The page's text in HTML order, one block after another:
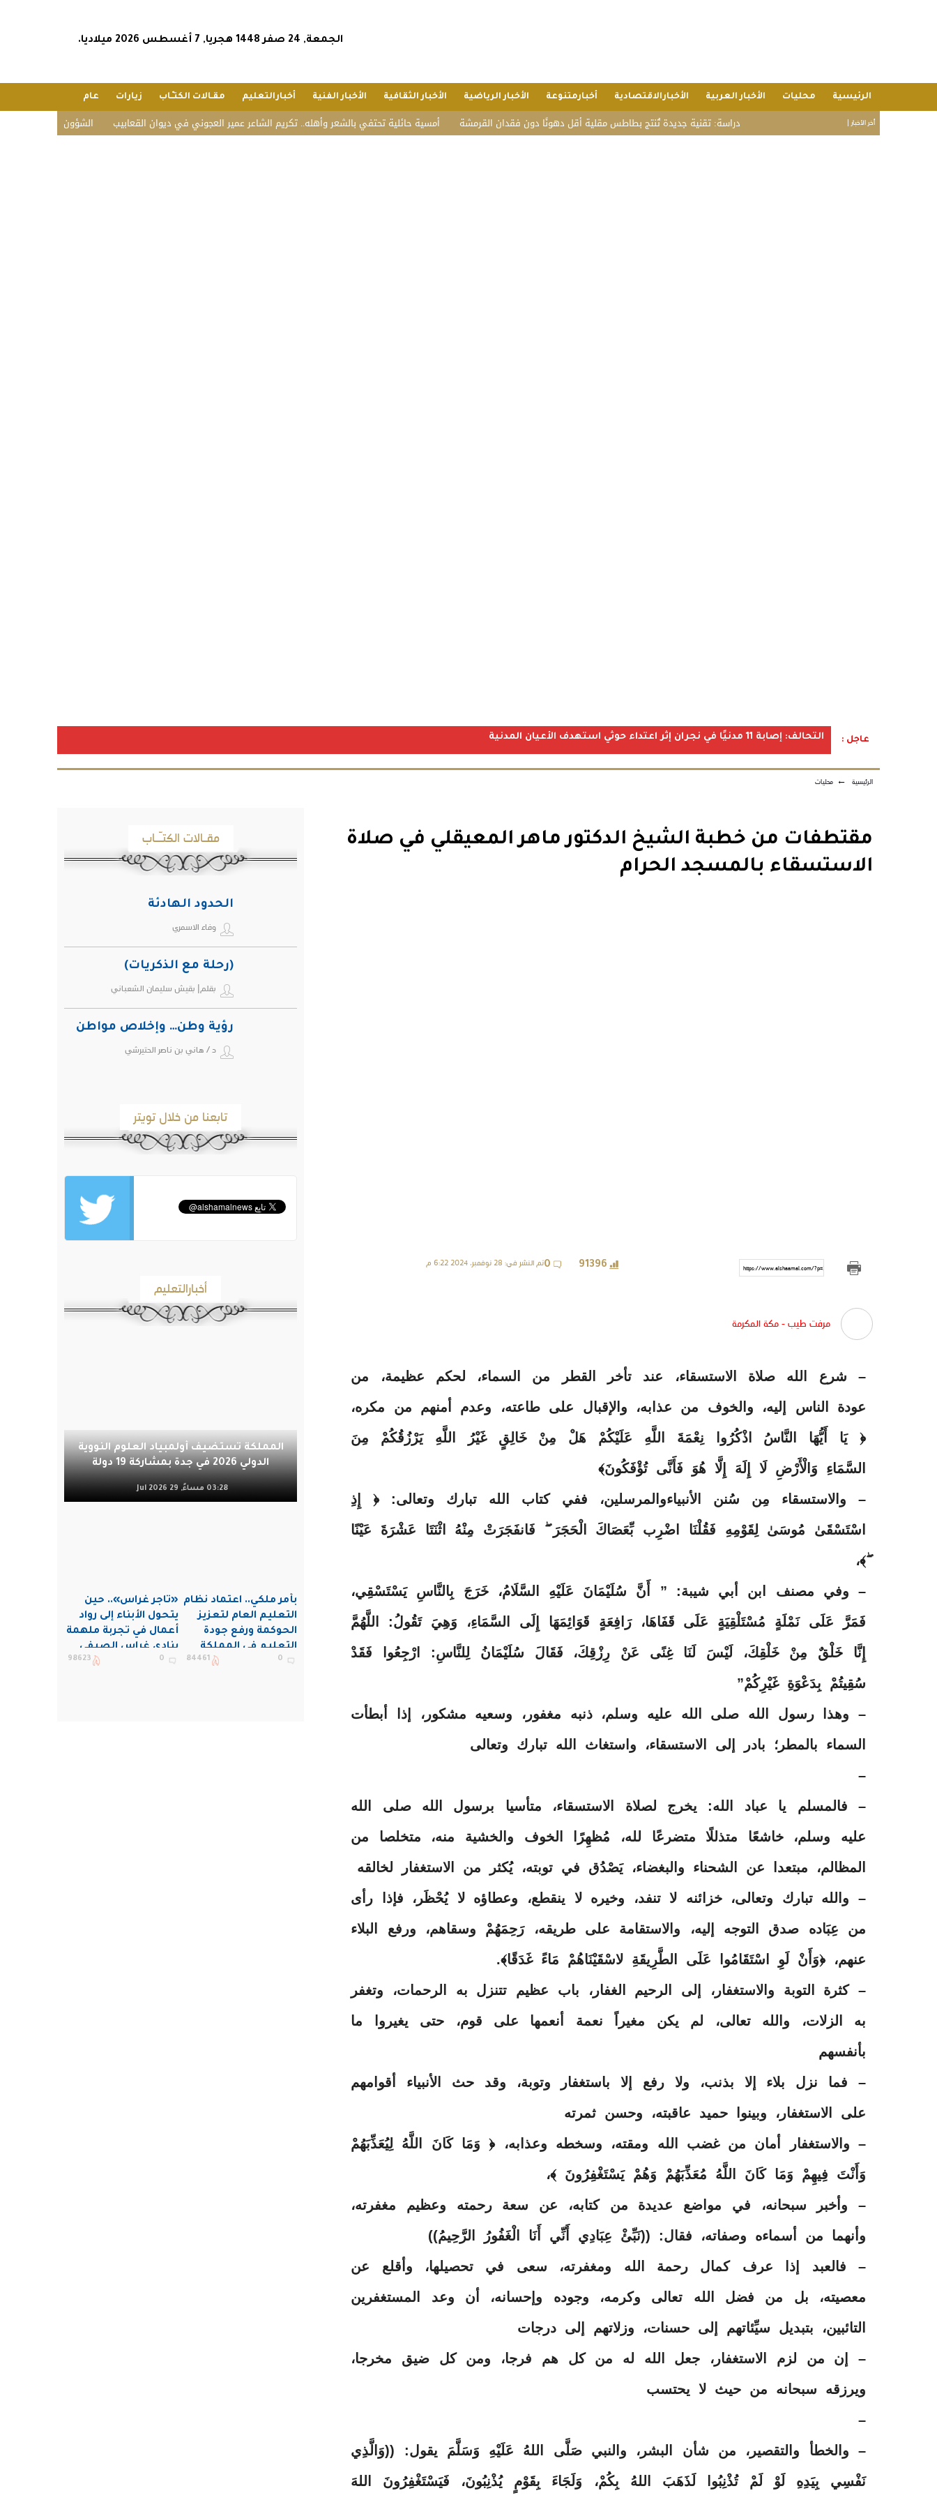
الجمعة, 24 صفر 1448 هجريا, 7 أغسطس 2026 ميلاديا.
الرئيسية محليات الأخبار العربية الأخبارالاقتصادية أخبارمتنوعة الأخبار الرياضية الأخبار الثقافية الأخبار الفنية أخبارالتعليم مقـالات الكتـّـاب زيارات عام
أخر الأخبار | الشؤون الإسلامية تستقبل ضيوف أمسية حائلية تحتفي بالشعر وأهله.. تكريم الشاعر عمير العجوني في ديوان القعابيب دراسة: تقنية جديدة تُنتج بطاطس مقلية أقل دهونًا دون فقدان القرمشة
عاجل : التحالف: إصابة 11 مدنيًا في نجران إثر اعتداء حوثي استهدف الأعيان المدنية
الرئيسية ← محليات
مقتطفات من خطبة الشيخ الدكتور ماهر المعيقلي في صلاة
الاستسقاء بالمسجد الحرام
https://www.alshaamal.com/?p=278194
تم النشر في: 28 نوفمبر، 2024 6:22 م 91396
0
مرفت طيب - مكة المكرمة
– شرع الله صلاة الاستسقاء، عند تأخر القطر من السماء، لحكم عظيمة، من
عودة الناس إليه، والخوف من عذابه، والإقبال على طاعته، وعدم أمنهم من مكره،
﴿ يَا أَيُّهَا النَّاسُ اذْكُرُوا نِعْمَةَ اللَّهِ عَلَيْكُمْ هَلْ مِنْ خَالِقٍ غَيْرُ اللَّهِ يَرْزُقُكُمْ مِنَ
السَّمَاءِ وَالْأَرْضِ لَا إِلَهَ إِلَّا هُوَ فَأَنَّى تُؤْفَكُونَ﴾
– والاستسقاء مِن سُنن الأنبياءوالمرسلين، ففي كتاب الله تبارك وتعالى: ﴿ إِذِ
اسْتَسْقَىٰ مُوسَىٰ لِقَوْمِهِ فَقُلْنَا اضْرِب بِّعَصَاكَ الْحَجَرَ ۖ فَانفَجَرَتْ مِنْهُ اثْنَتَا عَشْرَةَ عَيْنًا
ۖ﴾،
– وفي مصنف ابن أبي شيبة: ” أَنَّ سُلَيْمَانَ عَلَيْهِ السَّلَامُ، خَرَجَ بِالنَّاسِ يَسْتَسْقِي،
فَمَرَّ عَلَى نَمْلَةٍ مُسْتَلْقِيَةٍ عَلَى قَفَاهَا، رَافِعَةٍ قَوَائِمَهَا إِلَى السَّمَاءِ، وَهِيَ تَقُولُ: اللَّهُمَّ
إِنَّا خَلْقٌ مِنْ خَلْقِكَ، لَيْسَ لَنَا غِنًى عَنْ رِزْقِكَ، فَقَالَ سُلَيْمَانُ لِلنَّاسِ: ارْجِعُوا فَقَدْ
سُقِيتُمْ بِدَعْوَةِ غَيْرِكُمْ”
– وهذا رسول الله صلى الله عليه وسلم، ذنبه مغفور، وسعيه مشكور، إذا أبطأت
السماء بالمطر؛ بادر إلى الاستسقاء، واستغاث الله تبارك وتعالى
–
– فالمسلم يا عباد الله: يخرج لصلاة الاستسقاء، متأسيا برسول الله صلى الله
عليه وسلم، خاشعًا متذللًا متضرعًا لله، مُظهِرًا الخوف والخشية منه، متخلصا من
المظالم، مبتعدا عن الشحناء والبغضاء، يَصْدُق في توبته، يُكثر من الاستغفار لخالقه
– والله تبارك وتعالى، خزائنه لا تنفد، وخيره لا ينقطع، وعطاؤه لا يُحْظَر، فإذا رأى
من عِبَاده صدق التوجه إليه، والاستقامة على طريقه، رَحِمَهُمْ وسقاهم، ورفع البلاء
عنهم، ﴿وَأَنْ لَوِ اسْتَقَامُوا عَلَى الطَّرِيقَةِ لاسْقَيْنَاهُمْ مَاءً غَدَقًا﴾.
– كثرة التوبة والاستغفار، إلى الرحيم الغفار، باب عظيم تتنزل به الرحمات، وتغفر
به الزلات، والله تعالى، لم يكن مغيراً نعمة أنعمها على قوم، حتى يغيروا ما
بأنفسهم
– فما نزل بلاء إلا بذنب، ولا رفع إلا باستغفار وتوبة، وقد حث الأنبياء أقوامهم
على الاستغفار، وبينوا حميد عاقبته، وحسن ثمرته
– والاستغفار أمان من غضب الله ومقته، وسخطه وعذابه، ﴿ وَمَا كَانَ اللَّهُ لِيُعَذِّبَهُمْ
وَأَنْتَ فِيهِمْ وَمَا كَانَ اللَّهُ مُعَذِّبَهُمْ وَهُمْ يَسْتَغْفِرُونَ ﴾،
– وأخبر سبحانه، في مواضع عديدة من كتابه، عن سعة رحمته وعظيم مغفرته،
وأنهما من أسماءه وصفاته، فقال: ((نَبِّئْ عِبَادِي أَنِّي أَنَا الْغَفُورُ الرَّحِيمُ))
– فالعبد إذا عرف كمال رحمة الله ومغفرته، سعى في تحصيلها، وأقلع عن
معصيته، بل من فضل الله تعالى وكرمه، وجوده وإحسانه، أن وعد المستغفرين
التائبين، بتبديل سيِّئاتهم إلى حسنات، وزلاتهم إلى درجات
– إن من لزم الاستغفار، جعل الله له من كل هم فرجا، ومن كل ضيق مخرجا،
ويرزقه سبحانه من حيث لا يحتسب
–
– والخطأ والتقصير، من شأن البشر، والنبي صَلَّى اللهُ عَلَيْهِ وَسَلَّمَ يقول: ((وَالَّذِي
نَفْسِي بِيَدِهِ لَوْ لَمْ تُذْنِبُوا لَذَهَبَ اللهُ بِكُمْ، وَلَجَاءَ بِقَوْمٍ يُذْنِبُونَ، فَيَسْتَغْفِرُونَ اللهَ
مقـالات الكتـّـاب
الحدود الهادئة
وفاء الاسمري
(رحلة مع الذكريات)
بقلم| بقيش سليمان الشعباني
رؤية وطن… وإخلاص مواطن
د / هاني بن ناصر الحتيرشي
تابعنا من خلال تويتر
أخبارالتعليم
المملكة تستضيف أولمبياد العلوم النووية
الدولي 2026 في جدة بمشاركة 19 دولة
03:28 مساءً, 29 Jul 2026
بأمر ملكي.. اعتماد نظام
التعليم العام لتعزيز
الحوكمة ورفع جودة
التعليم في المملكة
0
84461
«تاجر غراس».. حين
يتحول الأبناء إلى رواد
أعمال في تجربة ملهمة
بنادي غراس الصيفي
بالجبيل
0
98623